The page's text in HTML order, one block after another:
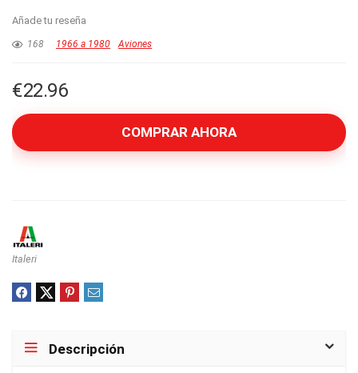
Añade tu reseña
168 1966 a 1980 Aviones
€22.96
COMPRAR AHORA
Italeri
Descripción